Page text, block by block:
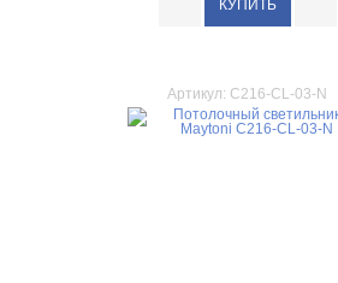
Артикул: C216-CL-03-N